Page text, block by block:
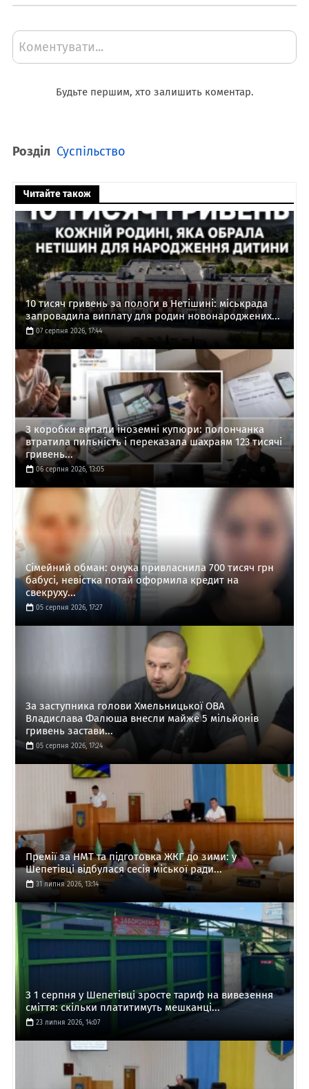
Коментувати...
Будьте першим, хто залишить коментар.
Розділ Суспільство
Читайте також
10 тисяч гривень за пологи в Нетішині: міськрада
запровадила виплату для родин новонароджених...
07 серпня 2026, 17:44
З коробки випали іноземні купюри: полончанка
втратила пильність і переказала шахраям 123 тисячі
гривень...
06 серпня 2026, 13:05
Сімейний обман: онука привласнила 700 тисяч грн
бабусі, невістка потай оформила кредит на
свекруху...
05 серпня 2026, 17:27
За заступника голови Хмельницької ОВА
Владислава Фалюша внесли майже 5 мільйонів
гривень застави...
05 серпня 2026, 17:24
Премії за НМТ та підготовка ЖКГ до зими: у
Шепетівці відбулася сесія міської ради...
31 липня 2026, 13:14
З 1 серпня у Шепетівці зросте тариф на вивезення
сміття: скільки платитимуть мешканці...
23 липня 2026, 14:07